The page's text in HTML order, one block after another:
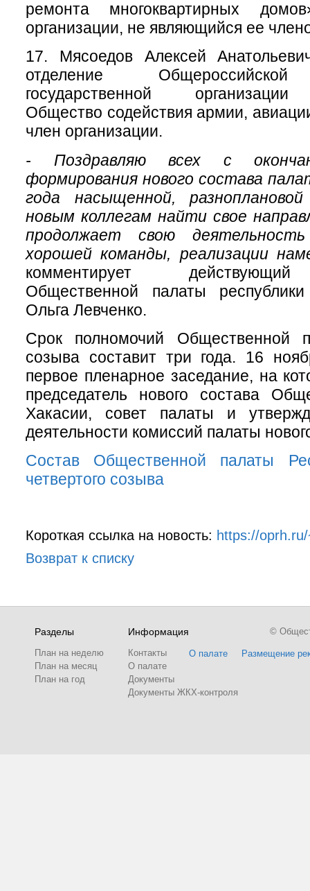
ремонта многоквартирных
организации, не являющийся ее
17. Мясоедов Алексей
отделение
государственной
Общество содействия армии,
член организации.
- Поздравляю всех с
формирования нового состава
года насыщенной,
новым коллегам найти свое
продолжает свою
хорошей команды, реализации
комментирует действующий
Общественной палаты
Ольга Левченко.
Срок полномочий Общественной
созыва составит три года. 16
первое пленарное заседание, на
председатель нового состава
Хакасии, совет палаты и
деятельности комиссий палаты
Состав Общественной палаты
четвертого созыва
Короткая ссылка на новость: https://
Возврат к списку
Разделы
План на неделю
План на месяц
План на год
Информация
Контакты
О палате
Документы
Документы ЖКХ-контроля
О палате Размещение
©